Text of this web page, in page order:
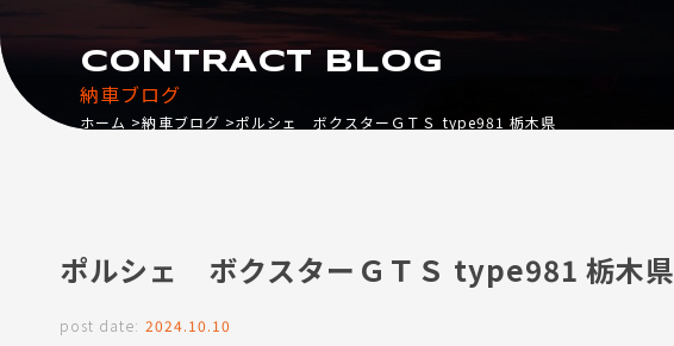
納車ブログ
CONTRACT BLOG
ホーム 納車ブログ ポルシェ ボクスターＧＴＳ type981 栃木県
ポルシェ ボクスターＧＴＳ type981 栃木県
post date: 2024.10.10